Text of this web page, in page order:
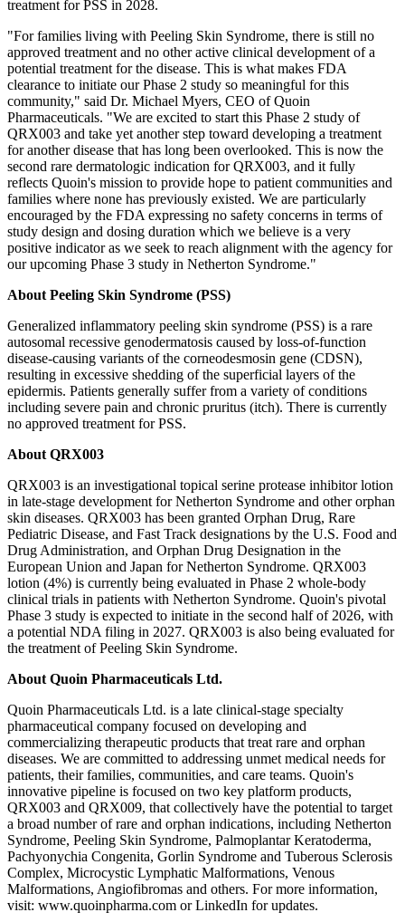
treatment for PSS in 2028.
"For families living with Peeling Skin Syndrome, there is still no
approved treatment and no other active clinical development of a
potential treatment for the disease. This is what makes FDA
clearance to initiate our Phase 2 study so meaningful for this
community," said Dr. Michael Myers, CEO of Quoin
Pharmaceuticals. "We are excited to start this Phase 2 study of
QRX003 and take yet another step toward developing a treatment
for another disease that has long been overlooked. This is now the
second rare dermatologic indication for QRX003, and it fully
reflects Quoin's mission to provide hope to patient communities and
families where none has previously existed. We are particularly
encouraged by the FDA expressing no safety concerns in terms of
study design and dosing duration which we believe is a very
positive indicator as we seek to reach alignment with the agency for
our upcoming Phase 3 study in Netherton Syndrome."
About Peeling Skin Syndrome (PSS)
Generalized inflammatory peeling skin syndrome (PSS) is a rare
autosomal recessive genodermatosis caused by loss-of-function
disease-causing variants of the corneodesmosin gene (CDSN),
resulting in excessive shedding of the superficial layers of the
epidermis. Patients generally suffer from a variety of conditions
including severe pain and chronic pruritus (itch). There is currently
no approved treatment for PSS.
About QRX003
QRX003 is an investigational topical serine protease inhibitor lotion
in late-stage development for Netherton Syndrome and other orphan
skin diseases. QRX003 has been granted Orphan Drug, Rare
Pediatric Disease, and Fast Track designations by the U.S. Food and
Drug Administration, and Orphan Drug Designation in the
European Union and Japan for Netherton Syndrome. QRX003
lotion (4%) is currently being evaluated in Phase 2 whole-body
clinical trials in patients with Netherton Syndrome. Quoin's pivotal
Phase 3 study is expected to initiate in the second half of 2026, with
a potential NDA filing in 2027. QRX003 is also being evaluated for
the treatment of Peeling Skin Syndrome.
About Quoin Pharmaceuticals Ltd.
Quoin Pharmaceuticals Ltd. is a late clinical-stage specialty
pharmaceutical company focused on developing and
commercializing therapeutic products that treat rare and orphan
diseases. We are committed to addressing unmet medical needs for
patients, their families, communities, and care teams. Quoin's
innovative pipeline is focused on two key platform products,
QRX003 and QRX009, that collectively have the potential to target
a broad number of rare and orphan indications, including Netherton
Syndrome, Peeling Skin Syndrome, Palmoplantar Keratoderma,
Pachyonychia Congenita, Gorlin Syndrome and Tuberous Sclerosis
Complex, Microcystic Lymphatic Malformations, Venous
Malformations, Angiofibromas and others. For more information,
visit: www.quoinpharma.com or LinkedIn for updates.